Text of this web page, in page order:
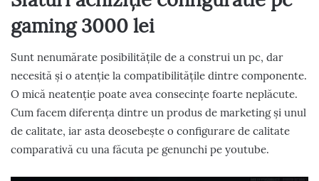
gaming 3000 lei
Sunt nenumărate posibilitățile de a construi un pc, dar
necesită și o atenție la compatibilitățile dintre componente.
O mică neatenție poate avea consecințe foarte neplăcute.
Cum facem diferența dintre un produs de marketing și unul
de calitate, iar asta deosebește o configurare de calitate
comparativă cu una făcuta pe genunchi pe youtube.